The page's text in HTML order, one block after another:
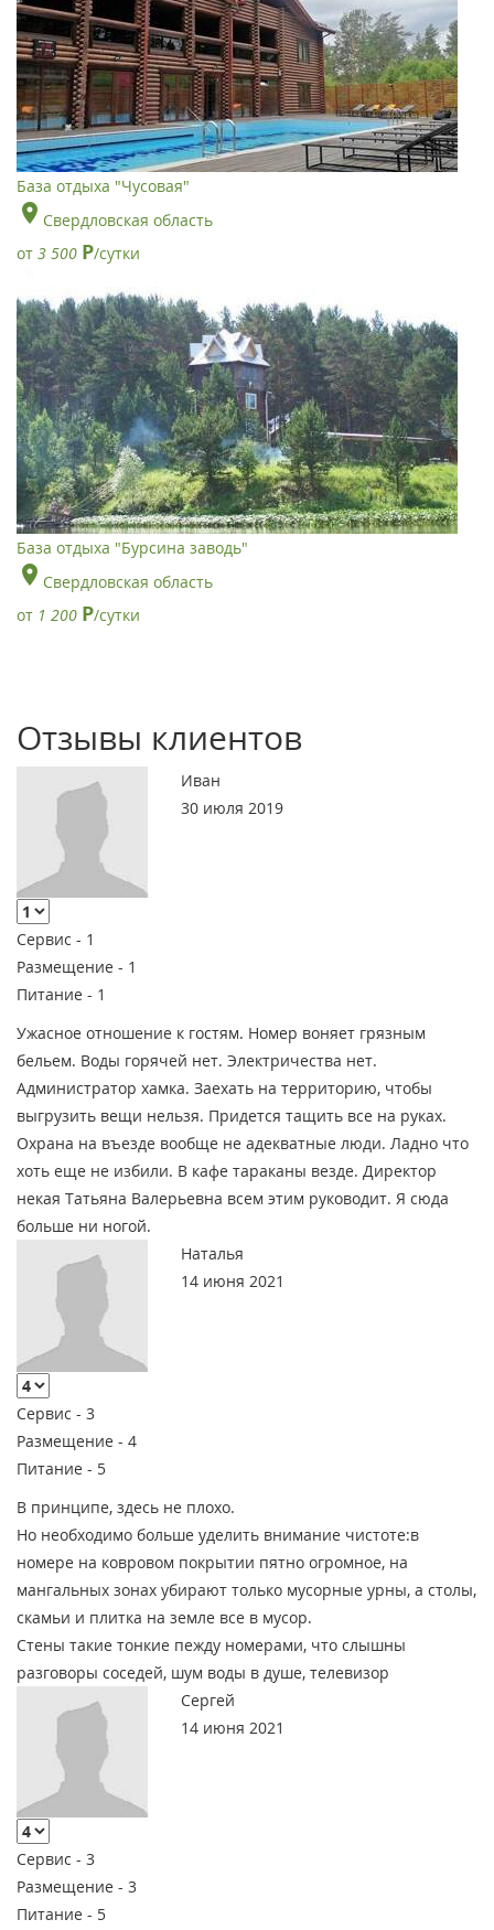
База отдыха "Чусовая"
Свердловская область
от 3 500 Р/сутки
База отдыха "Бурсина заводь"
Свердловская область
от 1 200 Р/сутки
Отзывы клиентов
Иван
30 июля 2019
Сервис - 1
Размещение - 1
Питание - 1
Ужасное отношение к гостям. Номер воняет грязным
бельем. Воды горячей нет. Электричества нет.
Администратор хамка. Заехать на территорию, чтобы
выгрузить вещи нельзя. Придется тащить все на руках.
Охрана на въезде вообще не адекватные люди. Ладно что
хоть еще не избили. В кафе тараканы везде. Директор
некая Татьяна Валерьевна всем этим руководит. Я сюда
больше ни ногой.
Наталья
14 июня 2021
Сервис - 3
Размещение - 4
Питание - 5
В принципе, здесь не плохо.
Но необходимо больше уделить внимание чистоте:в
номере на ковровом покрытии пятно огромное, на
мангальных зонах убирают только мусорные урны, а столы,
скамьи и плитка на земле все в мусор.
Стены такие тонкие пежду номерами, что слышны
разговоры соседей, шум воды в душе, телевизор
Сергей
14 июня 2021
Сервис - 3
Размещение - 3
Питание - 5